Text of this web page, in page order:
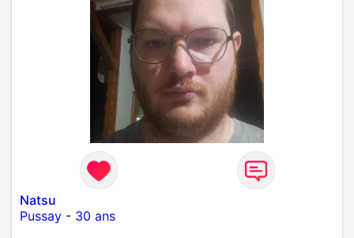
Natsu
Pussay - 30 ans